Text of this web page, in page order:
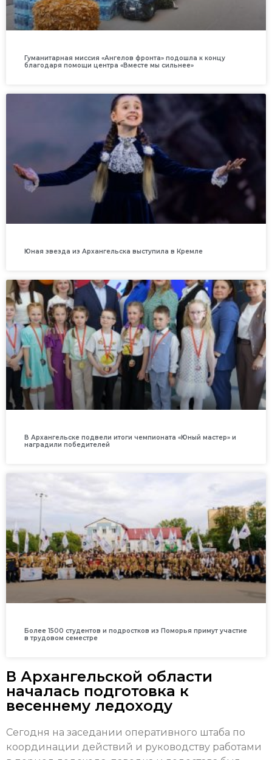
Гуманитарная миссия «Ангелов фронта» подошла к концу
благодаря помощи центра «Вместе мы сильнее»
Юная звезда из Архангельска выступила в Кремле
В Архангельске подвели итоги чемпионата «Юный мастер» и
наградили победителей
Более 1500 студентов и подростков из Поморья примут участие
в трудовом семестре
В Архангельской области
началась подготовка к
весеннему ледоходу
Сегодня на заседании оперативного штаба по
координации действий и руководству работами